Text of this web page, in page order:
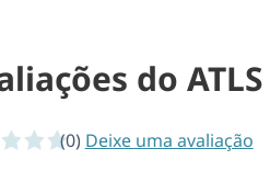
do ATLS
0 of 5 stars
(0) Deixe uma avaliação